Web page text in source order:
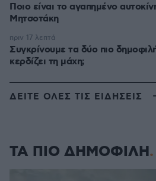
Ποιο είναι το αγαπημένο
Μητσοτάκη
Συγκρίνουμε τα δύο πιο
κερδίζει τη μάχη;
πριν 17 λεπτά
ΔΕΙΤΕ ΟΛΕΣ ΤΙΣ ΕΙΔΗΣΕΙΣ
ΤΑ ΠΙΟ ΔΗΜΟΦΙΛΗ